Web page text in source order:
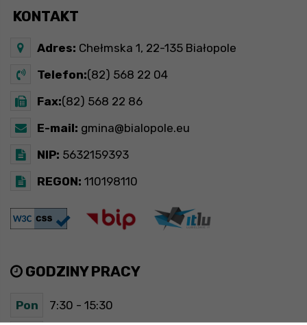
KONTAKT
Adres: Chełmska 1, 22-135 Białopole
Telefon:(82) 568 22 04
Fax:(82) 568 22 86
E-mail: gmina@bialopole.eu
NIP: 5632159393
REGON: 110198110
GODZINY PRACY
Pon 7:30 - 15:30